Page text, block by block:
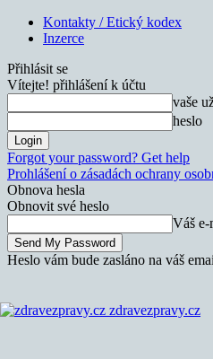
Kontakty / Etický kodex
Inzerce
Přihlásit se
Vítejte! přihlášení k účtu
vaše
heslo
Forgot your password? Get help
Prohlášení o zásadách ochrany
Obnova hesla
Obnovit své heslo
Váš e-
Heslo vám bude zasláno na váš
zdravezpravy.cz